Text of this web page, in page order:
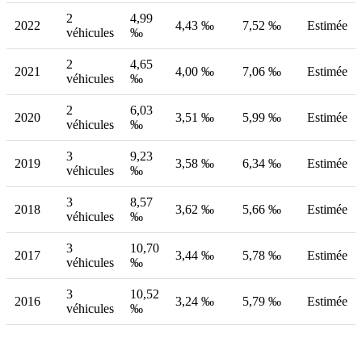
2022
2
véhicules
4,99
‰
4,43 ‰ 7,52 ‰ Estimée
2021
2
véhicules
4,65
‰
4,00 ‰ 7,06 ‰ Estimée
2020
2
véhicules
6,03
‰
3,51 ‰ 5,99 ‰ Estimée
2019
3
véhicules
9,23
‰
3,58 ‰ 6,34 ‰ Estimée
2018
3
véhicules
8,57
‰
3,62 ‰ 5,66 ‰ Estimée
2017
3
véhicules
10,70
‰
3,44 ‰ 5,78 ‰ Estimée
2016
3
véhicules
10,52
‰
3,24 ‰ 5,79 ‰ Estimée